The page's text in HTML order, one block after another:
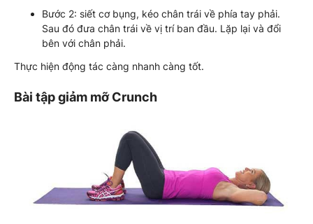
Bước 2: siết cơ bụng, kéo chân trái về phía tay phải.
Sau đó đưa chân trái về vị trí ban đầu. Lặp lại và đổi
bên với chân phải.
Thực hiện động tác càng nhanh càng tốt.
Bài tập giảm mỡ Crunch